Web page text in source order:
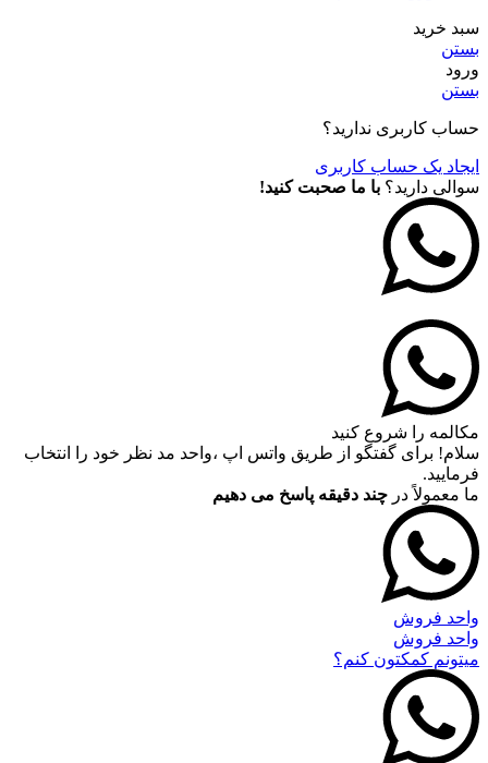
سبد خرید
بستن
ورود
بستن
حساب کاربری ندارید؟
ایجاد یک حساب کاربری
سوالی دارید؟ با ما صحبت کنید!
مکالمه را شروع کنید
سلام! برای گفتگو از طریق واتس اپ ،واحد مد نظر خود را انتخاب
فرمایید.
ما معمولاً در چند دقیقه پاسخ می دهیم
واحد فروش
واحد فروش
میتونم کمکتون کنم؟